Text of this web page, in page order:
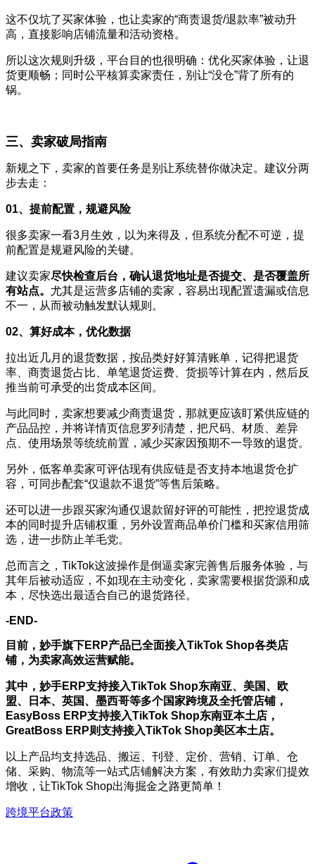
这不仅坑了买家体验，也让卖家的“商责退货/退款率”被动升
高，直接影响店铺流量和活动资格。
所以这次规则升级，平台目的也很明确：优化买家体验，让退
货更顺畅；同时公平核算卖家责任，别让“没仓”背了所有的
锅。
三、卖家破局指南
新规之下，卖家的首要任务是别让系统替你做决定。建议分两
步去走：
01、提前配置，规避风险
很多卖家一看3月生效，以为来得及，但系统分配不可逆，提
前配置是规避风险的关键。
建议卖家尽快检查后台，确认退货地址是否提交、是否覆盖所
有站点。 尤其是运营多店铺的卖家，容易出现配置遗漏或信息
不一，从而被动触发默认规则。
02、算好成本，优化数据
拉出近几月的退货数据，按品类好好算清账单，记得把退货
率、商责退货占比、单笔退货运费、货损等计算在内，然后反
推当前可承受的出货成本区间。
与此同时，卖家想要减少商责退货，那就更应该盯紧供应链的
产品品控，并将详情页信息罗列清楚，把尺码、材质、差异
点、 使用场景等统统前置，减少买家因预期不一导致的退货。
另外，低客单卖家可评估现有供应链是否支持本地退货仓扩
容，可同步配套“仅退款不退货”等售后策略。
还可以进一步跟买家沟通仅退款留好评的可能性，把控退货成
本的同时提升店铺权重，另外设置商品单价门槛和买家信用筛
选，进一步防止羊毛党。
总而言之，TikTok这波操作是倒逼卖家完善售后服务体验，与
其年后被动适应，不如现在主动变化，卖家需要根据货源和成
本，尽快选出最适合自己的退货路径。
-END-
目前，妙手旗下ERP产品已全面接入TikTok Shop各类店
铺，为卖家高效运营赋能。
其中，妙手ERP支持接入TikTok Shop东南亚、美国、欧
盟、日本、英国、墨西哥等多个国家跨境及全托管店铺，
EasyBoss ERP支持接入TikTok Shop东南亚本土店，
GreatBoss ERP则支持接入TikTok Shop美区本土店。
以上产品均支持选品、搬运、刊登、定价、营销、订单、仓
储、采购、物流等一站式店铺解决方案，有效助力卖家们提效
增收，让TikTok Shop出海掘金之路更简单！
跨境平台政策